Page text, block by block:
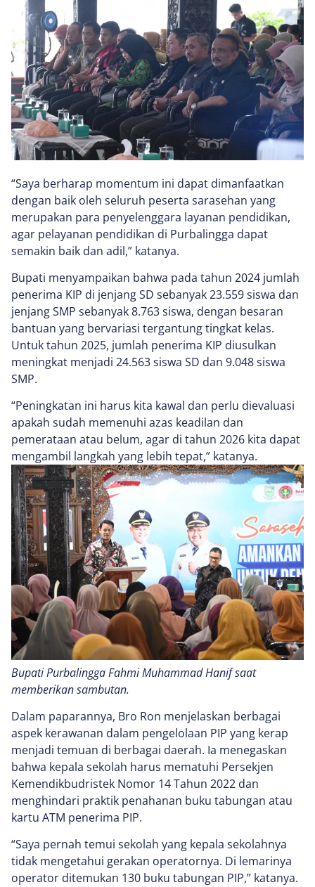
“Saya berharap momentum ini dapat dimanfaatkan
dengan baik oleh seluruh peserta sarasehan yang
merupakan para penyelenggara layanan pendidikan,
agar pelayanan pendidikan di Purbalingga dapat
semakin baik dan adil,” katanya.
Bupati menyampaikan bahwa pada tahun 2024 jumlah
penerima KIP di jenjang SD sebanyak 23.559 siswa dan
jenjang SMP sebanyak 8.763 siswa, dengan besaran
bantuan yang bervariasi tergantung tingkat kelas.
Untuk tahun 2025, jumlah penerima KIP diusulkan
meningkat menjadi 24.563 siswa SD dan 9.048 siswa
SMP.
“Peningkatan ini harus kita kawal dan perlu dievaluasi
apakah sudah memenuhi azas keadilan dan
pemerataan atau belum, agar di tahun 2026 kita dapat
mengambil langkah yang lebih tepat,” katanya.
Bupati Purbalingga Fahmi Muhammad Hanif saat
memberikan sambutan.
Dalam paparannya, Bro Ron menjelaskan berbagai
aspek kerawanan dalam pengelolaan PIP yang kerap
menjadi temuan di berbagai daerah. Ia menegaskan
bahwa kepala sekolah harus mematuhi Persekjen
Kemendikbudristek Nomor 14 Tahun 2022 dan
menghindari praktik penahanan buku tabungan atau
kartu ATM penerima PIP.
“Saya pernah temui sekolah yang kepala sekolahnya
tidak mengetahui gerakan operatornya. Di lemarinya
operator ditemukan 130 buku tabungan PIP,” katanya.